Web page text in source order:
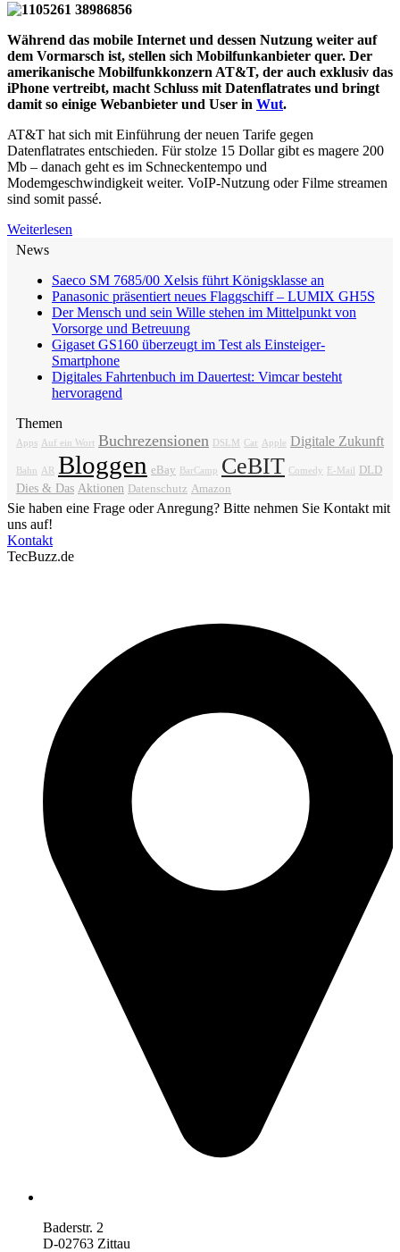
Während das mobile Internet und dessen Nutzung weiter auf
dem Vormarsch ist, stellen sich Mobilfunkanbieter quer. Der
amerikanische Mobilfunkkonzern AT&T, der auch exklusiv das
iPhone vertreibt, macht Schluss mit Datenflatrates und bringt
damit so einige Webanbieter und User in Wut.
AT&T hat sich mit Einführung der neuen Tarife gegen
Datenflatrates entschieden. Für stolze 15 Dollar gibt es magere 200
Mb – danach geht es im Schneckentempo und
Modemgeschwindigkeit weiter. VoIP-Nutzung oder Filme streamen
sind somit passé.
Weiterlesen
News
Saeco SM 7685/00 Xelsis führt Königsklasse an
Panasonic präsentiert neues Flaggschiff – LUMIX GH5S
Der Mensch und sein Wille stehen im Mittelpunkt von
Vorsorge und Betreuung
Gigaset GS160 überzeugt im Test als Einsteiger-
Smartphone
Digitales Fahrtenbuch im Dauertest: Vimcar besteht
hervoragend
Themen
Apps Auf ein Wort Buchrezensionen DSLM Car Apple Digitale Zukunft
Bahn AR Bloggen eBay BarCamp CeBIT Comedy E-Mail DLD
Dies & Das Aktionen Datenschutz Amazon
Sie haben eine Frage oder Anregung? Bitte nehmen Sie Kontakt mit
uns auf!
Kontakt
TecBuzz.de
Baderstr. 2
D-02763 Zittau